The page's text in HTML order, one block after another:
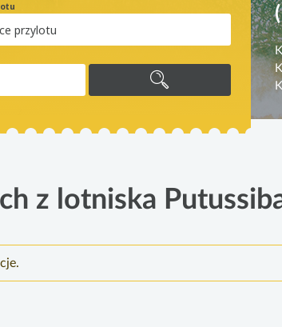
z lotniska